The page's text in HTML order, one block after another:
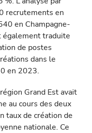
recrutements en
en Champagne-
également traduite
de postes
dans le
en 2023.
Grand Est avait
au cours des deux
taux de création de
nationale. Ce